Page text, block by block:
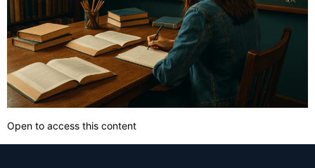
Open to access this content